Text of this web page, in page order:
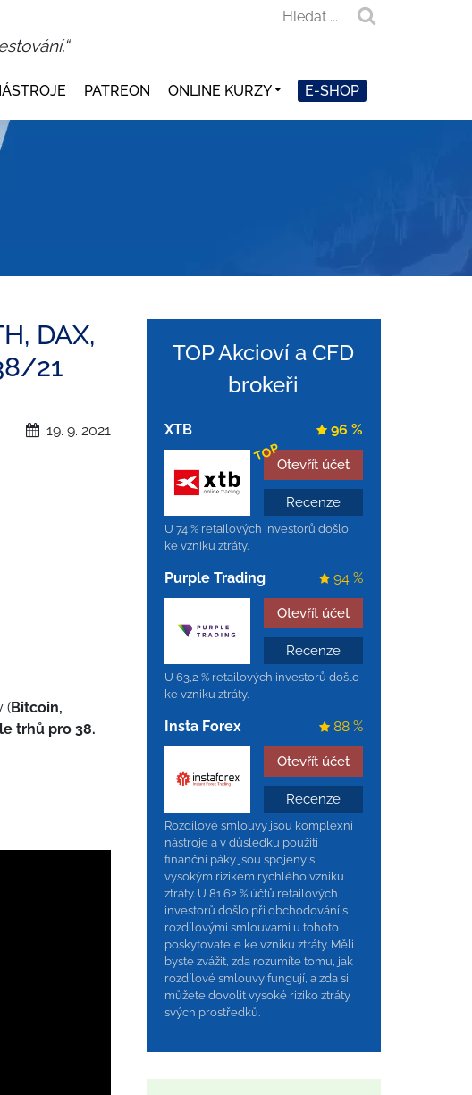
PATREON ONLINE KURZY E-SHOP
DAX,
21
19. 9. 2021
(Bitcoin,
trhů pro 38.
TOP Akcioví a CFD
brokeři
XTB
TOP
Otevřít účet
Recenze
96 %
U 74 % retailových investorů došlo
ke vzniku ztráty.
Purple Trading
Otevřít účet
Recenze
94 %
U 63,2 % retailových investorů došlo
ke vzniku ztráty.
Insta Forex
Otevřít účet
Recenze
88 %
Rozdílové smlouvy jsou komplexní
nástroje a v důsledku použití
finanční páky jsou spojeny s
vysokým rizikem rychlého vzniku
ztráty. U 81.62 % účtů retailových
investorů došlo při obchodování s
rozdílovými smlouvami u tohoto
poskytovatele ke vzniku ztráty. Měli
byste zvážit, zda rozumíte tomu, jak
rozdílové smlouvy fungují, a zda si
můžete dovolit vysoké riziko ztráty
svých prostředků.